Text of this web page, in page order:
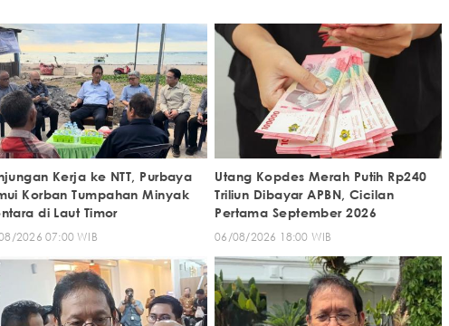
Kerja ke NTT, Purbaya
Korban Tumpahan Minyak
di Laut Timor
2026 07:00 WIB
Utang Kopdes Merah Putih Rp240
Triliun Dibayar APBN, Cicilan
Pertama September 2026
06/08/2026 18:00 WIB